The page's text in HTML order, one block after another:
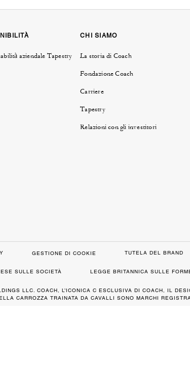
aziendale Tapestry
CHI SIAMO
La storia di Coach
Fondazione Coach
Carriere
Tapestry
Relazioni con gli investitori
GESTIONE DI COOKIE TUTELA DEL BRAND
SULLE SOCIETÀ LEGGE BRITANNICA SULLE
LLC. COACH, L’ICONICA C ESCLUSIVA DI COACH, IL
CARROZZA TRAINATA DA CAVALLI SONO MARCHI